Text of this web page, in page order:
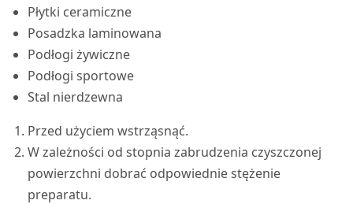
Płytki ceramiczne
Posadzka laminowana
Podłogi żywiczne
Podłogi sportowe
Stal nierdzewna
Przed użyciem wstrząsnąć.
W zależności od stopnia zabrudzenia czyszczonej
powierzchni dobrać odpowiednie stężenie
preparatu.